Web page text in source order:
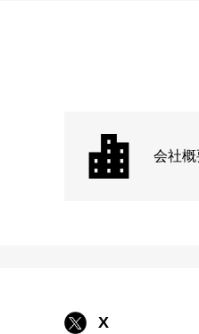
会社概
X